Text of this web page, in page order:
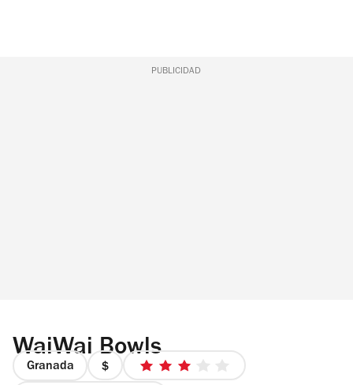
PUBLICIDAD
WaiWai Bowls
Granada
precio
3